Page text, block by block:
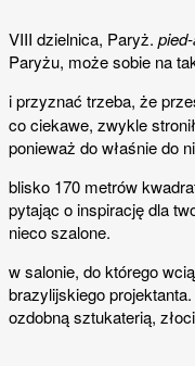
VIII dzielnica, Paryż.
Paryżu, może sobie na
i przyznać trzeba, że
co ciekawe, zwykle
ponieważ do właśnie do
blisko 170 metrów
pytając o inspirację dla
nieco szalone.
w salonie, do którego
brazylijskiego
ozdobną sztukaterią,